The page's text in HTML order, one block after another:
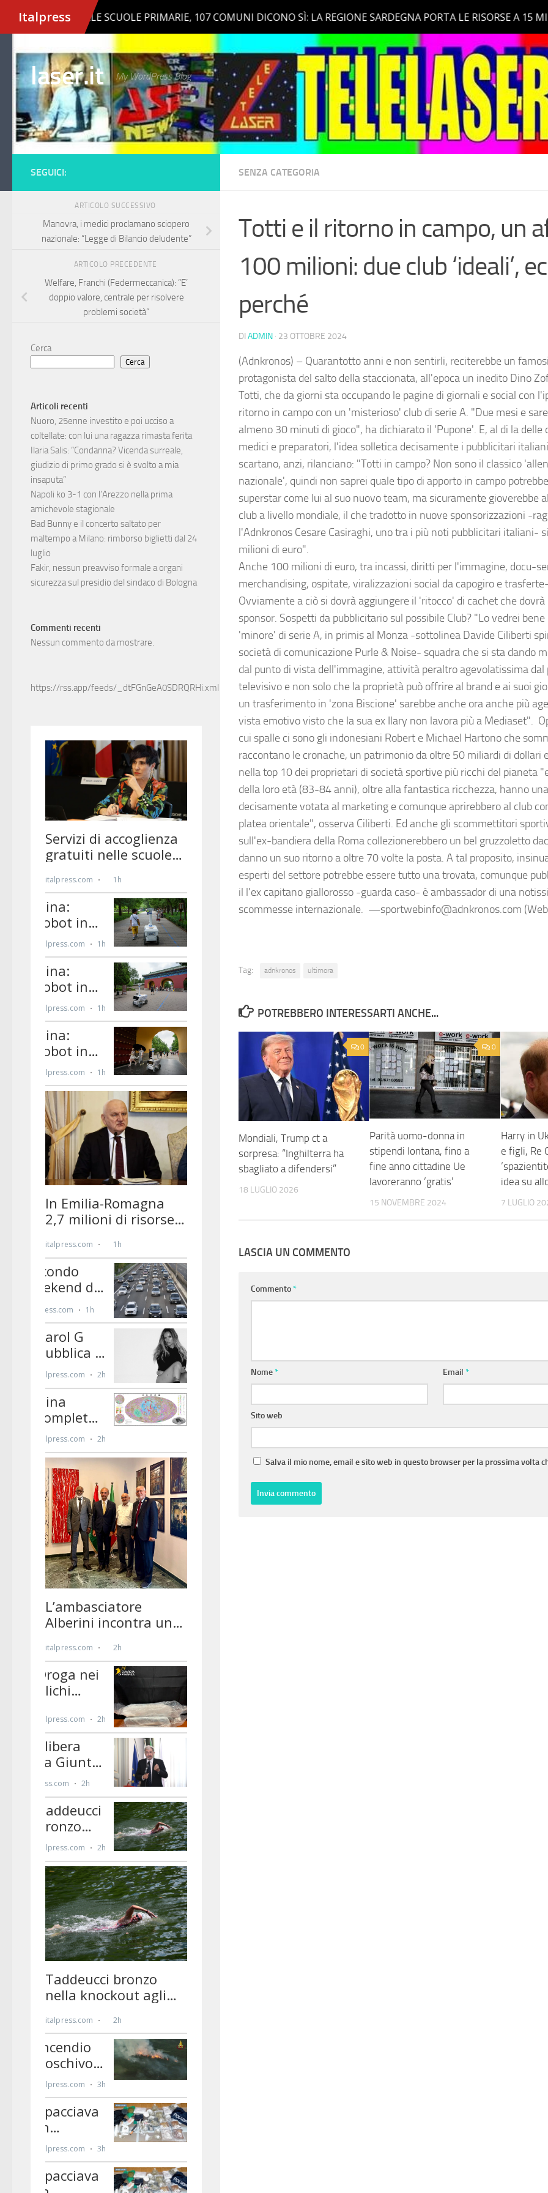
Salta al contenuto
laser.it My WordPress Blog
SENZA CATEGORIA
Totti e il ritorno in campo, un
100 milioni: due club ‘ideali’,
perché
DI ADMIN · 23 OTTOBRE 2024
(Adnkronos) – Quarantotto anni e non sentirli, reciterebbe un
protagonista del salto della staccionata, all'epoca un inedito Dino
Totti, che da giorni sta occupando le pagine di giornali e social con
ritorno in campo con un 'misterioso' club di serie A. "Due mesi e
almeno 30 minuti di gioco", ha dichiarato il 'Pupone'. E, al di la delle
medici e preparatori, l'idea solletica decisamente i pubblicitari
scartano, anzi, rilanciano: "Totti in campo? Non sono il classico
nazionale', quindi non saprei quale tipo di apporto in campo
superstar come lui al suo nuovo team, ma sicuramente gioverebbe
club a livello mondiale, il che tradotto in nuove sponsorizzazioni -
l'Adnkronos Cesare Casiraghi, uno tra i più noti pubblicitari italiani-
milioni di euro".
Anche 100 milioni di euro, tra incassi, diritti per l'immagine, docu-
merchandising, ospitate, viralizzazioni social da capogiro e
Ovviamente a ciò si dovrà aggiungere il 'ritocco' di cachet che
sponsor. Sospetti da pubblicitario sul possibile Club? "Lo vedrei
'minore' di serie A, in primis al Monza -sottolinea Davide Ciliberti
società di comunicazione Purle & Noise- squadra che si sta dando
dal punto di vista dell'immagine, attività peraltro agevolatissima dal
televisivo e non solo che la proprietà può offrire al brand e ai suoi
un trasferimento in 'zona Biscione' sarebbe anche ora anche più
vista emotivo visto che la sua ex Ilary non lavora più a Mediaset".
cui spalle ci sono gli indonesiani Robert e Michael Hartono che
raccontano le cronache, un patrimonio da oltre 50 miliardi di dollari
nella top 10 dei proprietari di società sportive più ricchi del pianeta
della loro età (83-84 anni), oltre alla fantastica ricchezza, hanno
decisamente votata al marketing e comunque aprirebbero al club
platea orientale", osserva Ciliberti. Ed anche gli scommettitori
sull'ex-bandiera della Roma collezionerebbero un bel gruzzoletto
danno un suo ritorno a oltre 70 volte la posta. A tal proposito,
esperti del settore potrebbe essere tutto una trovata, comunque
il l'ex capitano giallorosso -guarda caso- è ambassador di una
scommesse internazionale. —sportwebinfo@adnkronos.com
Tag: adnkronos ultimora
POTREBBERO INTERESSARTI ANCHE...
0
Mondiali, Trump ct a
sorpresa: “Inghilterra ha
sbagliato a difendersi”
18 LUGLIO 2026
0
Parità uomo-donna in
stipendi lontana, fino a
fine anno cittadine Ue
lavoreranno ‘gratis’
15 NOVEMBRE 2024
Harry in
e figli, Re
idea su
7 LUGLIO
LASCIA UN COMMENTO
Commento*
Nome* Email*
Sito web
Salva il mio nome, email e sito web in questo browser per la prossima volta
SEGUICI:
ARTICOLO SUCCESSIVO
Manovra, i medici proclamano sciopero
nazionale: “Legge di Bilancio deludente”
ARTICOLO PRECEDENTE
Welfare, Franchi (Federmeccanica): “E’
doppio valore, centrale per risolvere
problemi società”
Cerca
Cerca
Articoli recenti
Nuoro, 25enne investito e poi ucciso a
coltellate: con lui una ragazza rimasta ferita
Ilaria Salis: “Condanna? Vicenda surreale,
giudizio di primo grado si è svolto a mia
insaputa”
Napoli ko 3-1 con l’Arezzo nella prima
amichevole stagionale
Bad Bunny e il concerto saltato per
maltempo a Milano: rimborso biglietti dal 24
luglio
Fakir, nessun preavviso formale a organi
sicurezza sul presidio del sindaco di Bologna
Commenti recenti
Nessun commento da mostrare.
https://rss.app/feeds/_dtFGnGeA0SDRQRHi.xml